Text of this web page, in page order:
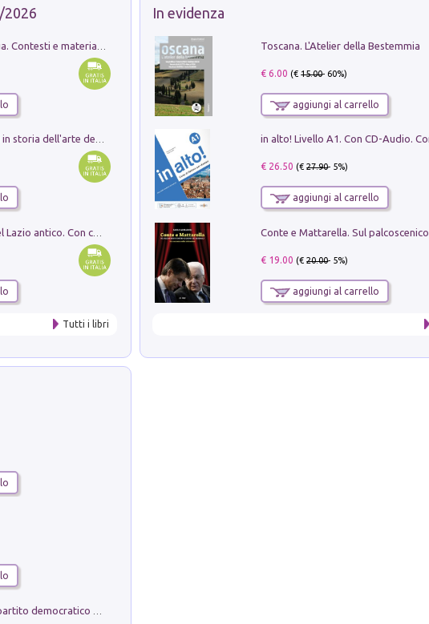
Ricerche dei dottorandi in storia dell'arte della Sapienza
I monumenti funerari del Lazio antico. Con cartella con tavole
Tutti i libri
In evidenza
Toscana. L'Atelier della Bestemmia
€ 6.00 (€15.00- 60%)
aggiungi al carrello
€ 26.50 (€27.90- 5%)
aggiungi al carrello
€ 19.00 (€20.00- 5%)
aggiungi al carrello